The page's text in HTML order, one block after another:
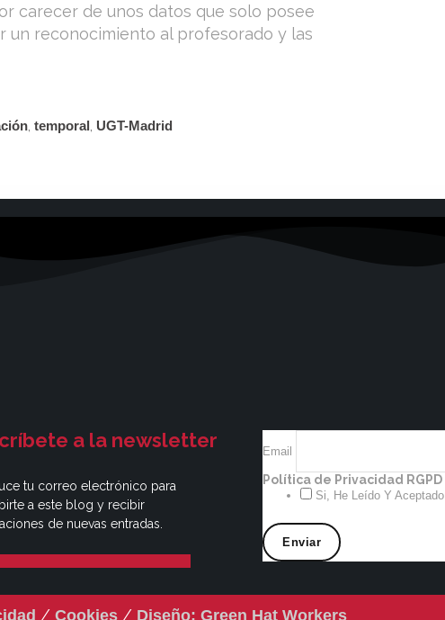
carecer de unos datos que solo posee
un reconocimiento al profesorado y las
,temporal, UGT-Madrid
a la newsletter
tu correo electrónico para
a este blog y recibir
de nuevas entradas.
Email
Política de Privacidad RGPD
Si, He Leído Y Aceptado
/ Cookies / Diseño: Green Hat Workers